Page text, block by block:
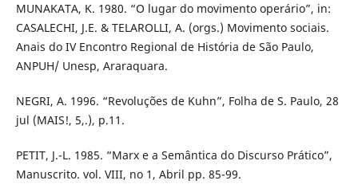
MUNAKATA, K. 1980. “O lugar do movimento operário”, in:
CASALECHI, J.E. & TELAROLLI, A. (orgs.) Movimento sociais.
Anais do IV Encontro Regional de História de São Paulo,
ANPUH/ Unesp, Araraquara.
NEGRI, A. 1996. “Revoluções de Kuhn”, Folha de S. Paulo, 28
jul (MAIS!, 5,.), p.11.
PETIT, J.-L. 1985. “Marx e a Semântica do Discurso Prático”,
Manuscrito. vol. VIII, no 1, Abril pp. 85-99.